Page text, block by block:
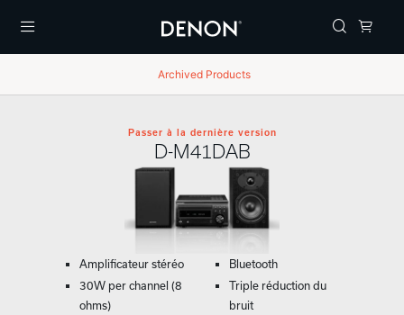
Archived Products
Passer à la dernière version
D-M41DAB
Amplificateur stéréo
30W per channel (8
ohms)
Bluetooth
Triple réduction du
bruit